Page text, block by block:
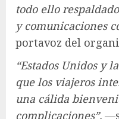
todo ello
y comunicaciones
portavoz del
“Estados Unidos y
que los viajeros
una cálida
complicaciones”.